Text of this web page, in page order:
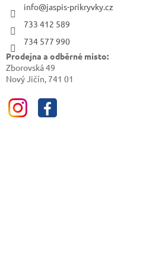
info@jaspis-prikryvky.cz
733 412 589
734 577 990
Prodejna a odběrné místo:
Zborovská 49
Nový Jičín, 741 01